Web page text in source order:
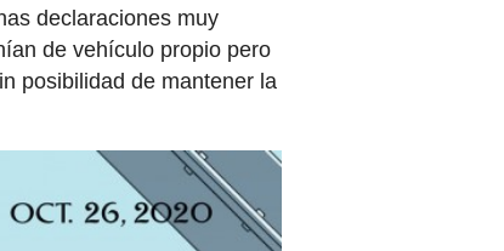
declaraciones muy
de vehículo propio pero
posibilidad de mantener la